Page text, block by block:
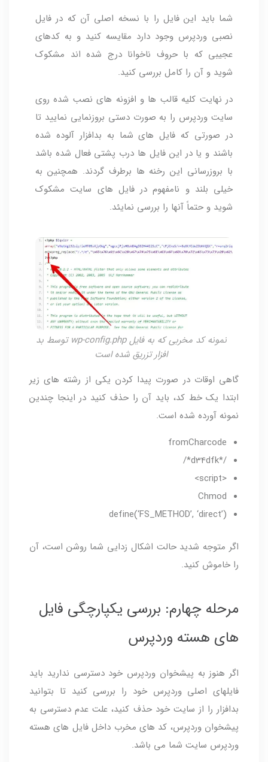
شما باید این فایل را با نسخه اصلی آن که در فایل
نصبی وردپرس وجود دارد مقایسه کنید و به کدهای
عجیبی که با حروف ناخوانا درج شده اند مشکوک
شوید و آن را کامل بررسی کنید.
در نهایت کلیه قالب ها و افزونه های نصب شده روی
سایت وردپرس را به صورت دستی بروزنمایی نمایید تا
در صورتی که فایل های شما به بدافزار آلوده شده
باشند و یا در این فایل ها درب پشتی فعال شده باشد
با بروزرسانی این رخنه ها برطرف گردند. همچنین به
خیلی بلند و نامفهوم در فایل های سایت مشکوک
شوید و حتماً آنها را بررسی نمایئد.
نمونه کد مخربی که به فایل wp-config.php توسط بد
افزار تزریق شده است
گاهی اوقات در صورت پیدا کردن یکی از رشته های زیر
ابتدا یک خط کد، باید آن را حذف کنید در اینجا چندین
نمونه آورده شده است.
fromCharcode
/*d34dfk*/
<script>
Chmod
define(‘FS_METHOD’, ‘direct’)
اگر متوجه شدید حالت اشکال زدایی شما روشن است، آن
را خاموش کنید.
مرحله چهارم: بررسی یکپارچگی فایل
های هسته وردپرس
اگر هنوز به پیشخوان وردپرس خود دسترسی ندارید باید
فایل­های اصلی وردپرس خود را بررسی کنید تا بتوانید
بدافزار را از سایت خود حذف کنید، علت عدم دسترسی به
پیشخوان وردپرس، کد های مخرب داخل فایل های هسته
وردپرس سایت شما می باشد.